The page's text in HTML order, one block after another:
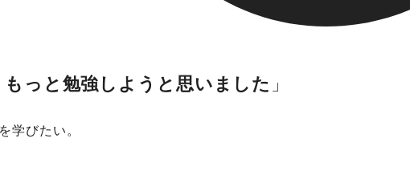
っと勉強しようと思いました
学びたい。